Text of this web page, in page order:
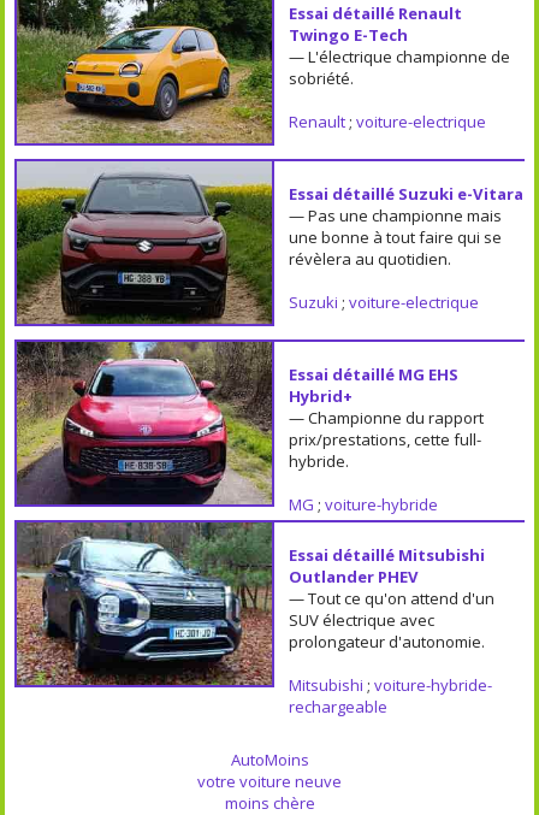
Essai détaillé Renault
Twingo E-Tech
— L'électrique championne de
sobriété.
Renault; voiture-electrique
Essai détaillé Suzuki e-Vitara
— Pas une championne mais
une bonne à tout faire qui se
révèlera au quotidien.
Suzuki ; voiture-electrique
Essai détaillé MG EHS
Hybrid+
— Championne du rapport
prix/prestations, cette full-
hybride.
MG ; voiture-hybride
Essai détaillé Mitsubishi
Outlander PHEV
— Tout ce qu'on attend d'un
SUV électrique avec
prolongateur d'autonomie.
Mitsubishi ; voiture-hybride-
rechargeable
AutoMoins
votre voiture neuve
moins chère